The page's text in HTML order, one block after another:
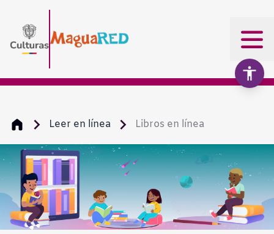
Leer en línea Libros en línea
Aumentar texto 100%
Disminuir texto
Escala de grises